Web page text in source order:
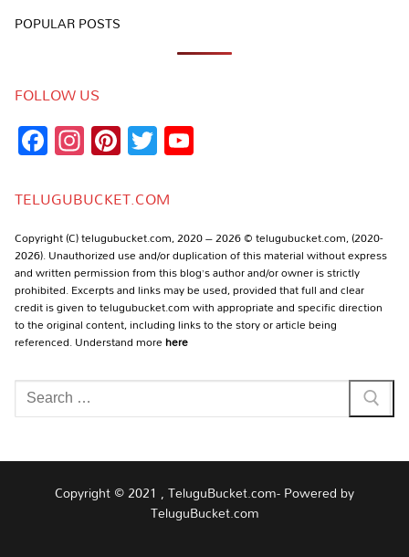
POPULAR POSTS
FOLLOW US
Facebook
Instagram
Pinterest
Twitter
TELUGUBUCKET.COM
Copyright (C) telugubucket.com, 2020 – 2026 © telugubucket.com, (2020-
2026). Unauthorized use and/or duplication of this material without express
and written permission from this blog’s author and/or owner is strictly
prohibited. Excerpts and links may be used, provided that full and clear
credit is given to telugubucket.com with appropriate and specific direction
to the original content, including links to the story or article being
referenced. Understand morehere
Search
for:
Copyright © 2021 , TeluguBucket.com- Powered by
TeluguBucket.com